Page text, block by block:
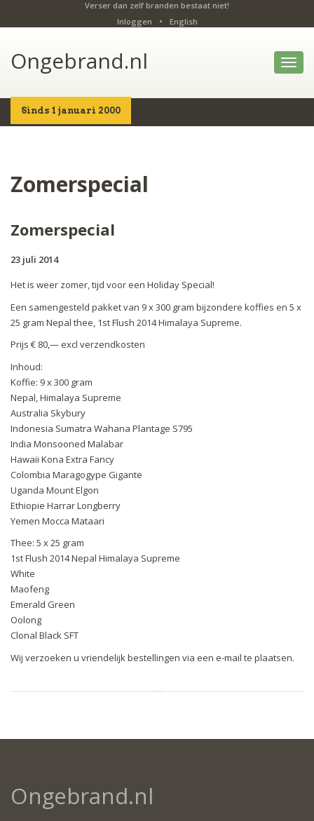
Verser dan zelf branden bestaat niet!
Inloggen
• English
Ongebrand.nl
Sinds 1 januari 2000
Home Nieuws Bericht
Zomerspecial
Zomerspecial
23 juli 2014
Het is weer zomer, tijd voor een Holiday Special!
Een samengesteld pakket van 9 x 300 gram bijzondere koffies en 5 x
25 gram Nepal thee, 1st Flush 2014 Himalaya Supreme.
Prijs € 80,— excl verzendkosten
Inhoud:
Koffie: 9 x 300 gram
Nepal, Himalaya Supreme
Australia Skybury
Indonesia Sumatra Wahana Plantage S795
India Monsooned Malabar
Hawaii Kona Extra Fancy
Colombia Maragogype Gigante
Uganda Mount Elgon
Ethiopie Harrar Longberry
Yemen Mocca Mataari
Thee: 5 x 25 gram
1st Flush 2014 Nepal Himalaya Supreme
White
Maofeng
Emerald Green
Oolong
Clonal Black SFT
Wij verzoeken u vriendelijk bestellingen via een e-mail te plaatsen.
Ongebrand.nl